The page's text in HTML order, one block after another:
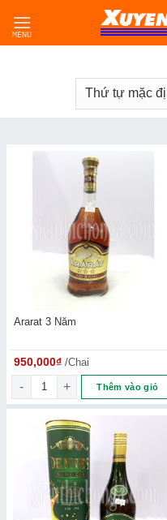
content
Ararat 3 Năm
950,000₫ /Chai
Ararat 3 Năm số lượng
Thêm vào giỏ